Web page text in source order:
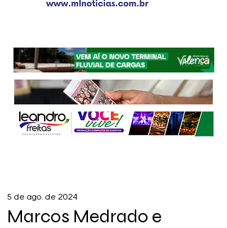
Marcos Medrado e
5 de ago. de 2024